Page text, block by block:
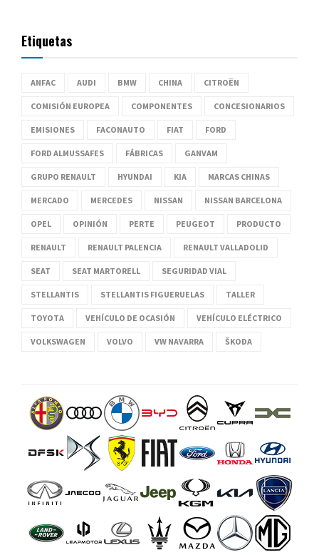
Etiquetas
ANFAC AUDI BMW CHINA CITROËN
COMISIÓN EUROPEA COMPONENTES CONCESIONARIOS
EMISIONES FACONAUTO FIAT FORD
FORD ALMUSSAFES FÁBRICAS GANVAM
GRUPO RENAULT HYUNDAI KIA MARCAS CHINAS
MERCADO MERCEDES NISSAN NISSAN BARCELONA
OPEL OPINIÓN PERTE PEUGEOT PRODUCTO
RENAULT RENAULT PALENCIA RENAULT VALLADOLID
SEAT SEAT MARTORELL SEGURIDAD VIAL
STELLANTIS STELLANTIS FIGUERUELAS TALLER
TOYOTA VEHÍCULO DE OCASIÓN VEHÍCULO ELÉCTRICO
VOLKSWAGEN VOLVO VW NAVARRA ŠKODA